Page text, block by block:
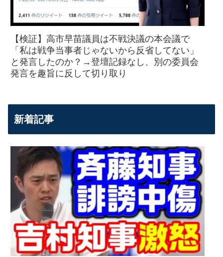
【検証】高市早苗議員は不戦決議の本会議で
「私は戦争当事者じゃないから反省してない」
と発言したのか？→登壇記録なし、別の委員会
発言を趣旨に反して切り取り
新着記事